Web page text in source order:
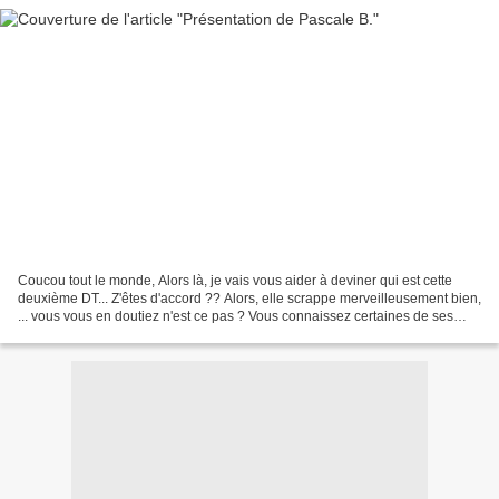
Coucou tout le monde, Alors là, je vais vous aider à deviner qui est cette
deuxième DT... Z'êtes d'accord ?? Alors, elle scrappe merveilleusement bien,
... vous vous en doutiez n'est ce pas ? Vous connaissez certaines de ses